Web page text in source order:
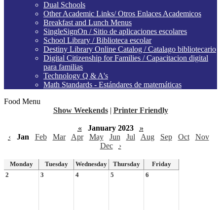
Dual Schools
Other Academic Links/ Otros Enlaces Academicos
Breakfast and Lunch Menus
SingleSignOn / Sitio de aplicaciones escolares
School Library / Biblioteca escolar
Destiny Library Online Catalog / Catalago bibliotecario
Digital Citizenship for Families / Capacitacion digital
para familias
Technology Q & A's
Math Standards - Estándares de matemáticas
Food Menu
Show Weekends | Printer Friendly
« January 2023
»
‹
Jan Feb Mar Apr May Jun Jul Aug Sep Oct
Nov
Dec
›
Monday Tuesday Wednesday Thursday
Friday
2
3 4 5 6